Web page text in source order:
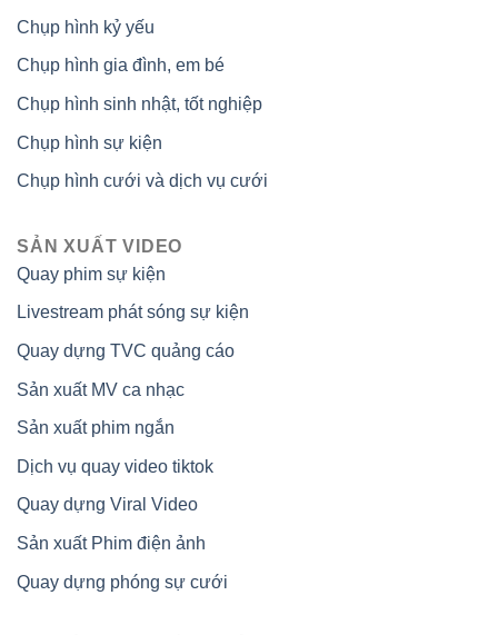
Chụp hình kỷ yếu
Chụp hình gia đình, em bé
Chụp hình sinh nhật, tốt nghiệp
Chụp hình sự kiện
Chụp hình cưới và dịch vụ cưới
SẢN XUẤT VIDEO
Quay phim sự kiện
Livestream phát sóng sự kiện
Quay dựng TVC quảng cáo
Sản xuất MV ca nhạc
Sản xuất phim ngắn
Dịch vụ quay video tiktok
Quay dựng Viral Video
Sản xuất Phim điện ảnh
Quay dựng phóng sự cưới